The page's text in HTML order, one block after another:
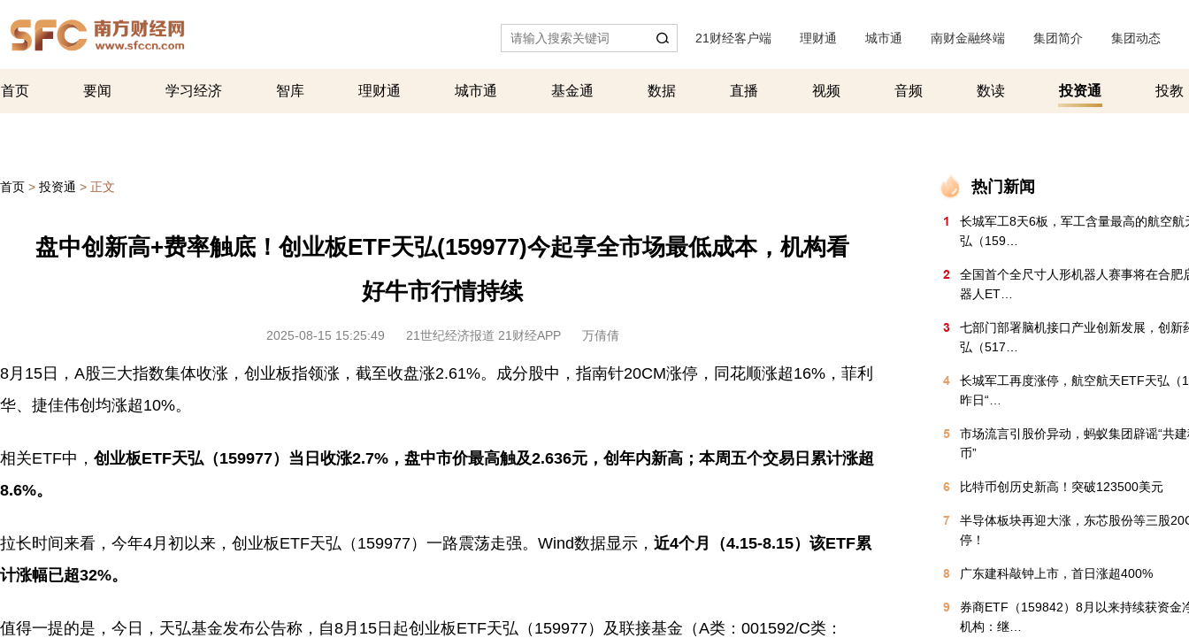
21财经客户端 理财通 城市通 南财金融终端 集团简介 集团动态
首页 要闻 学习经济 智库 理财通 城市通 基金通 数据 直播 视频 音频 数读 投资通 投教
首页 > 投资通 > 正文
盘中创新高+费率触底！创业板ETF天弘(159977)今起享全市场最低成本，机构看
好牛市行情持续
2025-08-15 15:25:49 21世纪经济报道 21财经APP 万倩倩
8月15日，A股三大指数集体收涨，创业板指领涨，截至收盘涨2.61%。成分股中，指南针20CM涨停，同花顺涨超16%，菲利
华、捷佳伟创均涨超10%。
相关ETF中， 创业板ETF天弘（159977）当日收涨2.7%，盘中市价最高触及2.636元，创年内新高；本周五个交易日累计涨超
8.6%。
拉长时间来看，今年4月初以来，创业板ETF天弘（159977）一路震荡走强。Wind数据显示， 近4个月（4.15-8.15）该ETF累
计涨幅已超32%。
值得一提的是，今日，天弘基金发布公告称，自8月15日起创业板ETF天弘（159977）及联接基金（A类：001592/C类：
热门新闻
1
长城军工8天6板，军工含量最高的航空航
弘（159…
2
全国首个全尺寸人形机器人赛事将在合肥
器人ET…
3
七部门部署脑机接口产业创新发展，创新
弘（517…
4
长城军工再度涨停，航空航天ETF天弘（
昨日“…
5
市场流言引股价异动​，蚂蚁集团辟谣“共
币”
6 比特币创历史新高！突破123500美元
7
半导体板块再迎大涨，东芯股份等三股
停！
8 广东建科敲钟上市，首日涨超400%
9
券商ETF（159842）8月以来持续获资金
机构：继…